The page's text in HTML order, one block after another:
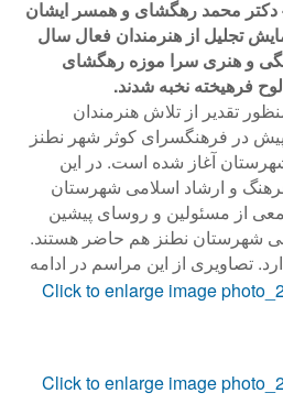
نطنز - دکتر محمد رهگشای و همسر ایشان
تجلیل از هنرمندان فعال سال
و هنری سرا موزه رهگشای
فرهیخته نخبه شدند.
تقدیر از تلاش هنرمندان
در فرهنگسرای کوثر شهر نطنز
آغاز شده است. در این
و ارشاد اسلامی شهرستان
از مسئولین و روسای پیشین
شهرستان نطنز هم حاضر هستند.
تصاویری از این مراسم در ادامه